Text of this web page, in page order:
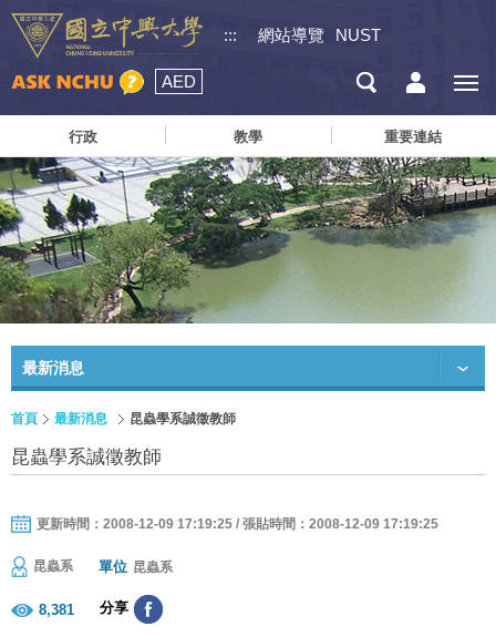
::: 網站導覽 NUST
AED
行政 教學 重要連結
最新消息
首頁 最新消息 昆蟲學系誠徵教師
昆蟲學系誠徵教師
更新時間：2008-12-09 17:19:25 / 張貼時間：2008-12-09 17:19:25
昆蟲系 單位 昆蟲系
8,381 分享